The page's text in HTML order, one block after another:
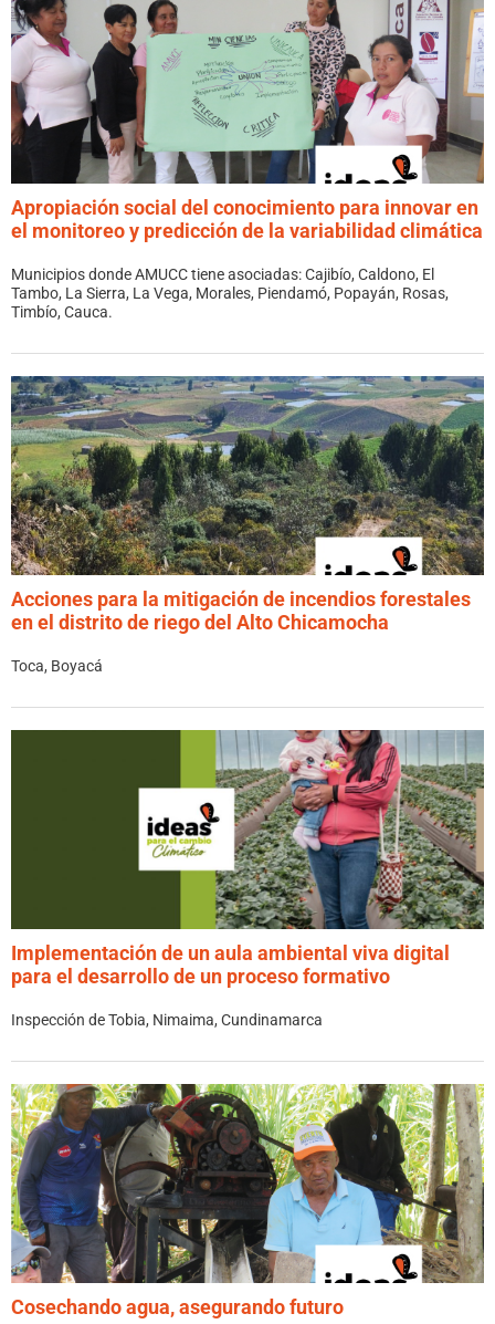
Apropiación social del conocimiento para innovar en
el monitoreo y predicción de la variabilidad climática
Municipios donde AMUCC tiene asociadas: Cajibío, Caldono, El
Tambo, La Sierra, La Vega, Morales, Piendamó, Popayán, Rosas,
Timbío, Cauca.
Acciones para la mitigación de incendios forestales
en el distrito de riego del Alto Chicamocha
Toca, Boyacá
Implementación de un aula ambiental viva digital
para el desarrollo de un proceso formativo
Inspección de Tobia, Nimaima, Cundinamarca
Cosechando agua, asegurando futuro